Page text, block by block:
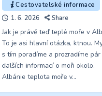
Cestovatelské informace
1. 6. 2026
Share
Jak je právě teď teplé moře v
To je asi hlavní otázka, ktnou.
s tím poradíme a prozradíme pár
dalších informací o moři okolo.
Albánie teplota moře v…